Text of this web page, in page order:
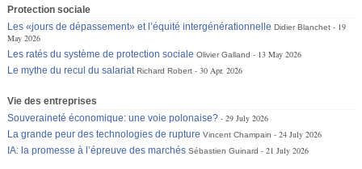
Protection sociale
Les «jours de dépassement» et l’équité intergénérationnelle Didier Blanchet
19
May 2026
Les ratés du système de protection sociale Olivier Galland
13 May 2026
Le mythe du recul du salariat Richard Robert 30 Apr. 2026
Vie des entreprises
Souveraineté économique: une voie polonaise?
29 July 2026
La grande peur des technologies de rupture Vincent Champain
24 July 2026
IA: la promesse à l’épreuve des marchés Sébastien Guinard 21 July 2026